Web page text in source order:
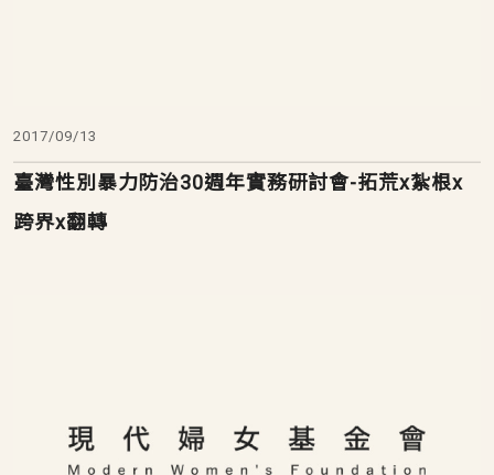
2017/09/13
臺灣性別暴力防治30週年實務研討會-拓荒x紮根x
跨界x翻轉